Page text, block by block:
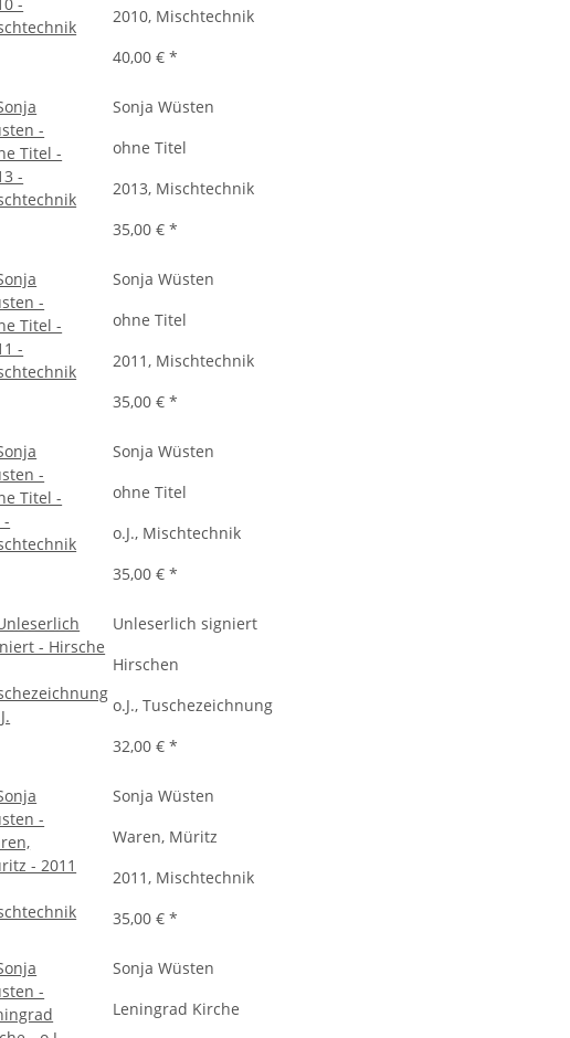
2010, Mischtechnik
40,00 €*
Sonja Wüsten
ohne Titel
2013, Mischtechnik
35,00 €*
Sonja Wüsten
ohne Titel
2011, Mischtechnik
35,00 €*
Sonja Wüsten
ohne Titel
o.J., Mischtechnik
35,00 €*
Unleserlich signiert
Hirschen
o.J., Tuschezeichnung
32,00 €*
Sonja Wüsten
Waren, Müritz
2011, Mischtechnik
35,00 €*
Sonja Wüsten
Leningrad Kirche